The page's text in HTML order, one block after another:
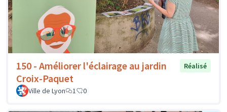
150 - Améliorer l'éclairage au jardin
Croix-Paquet
Réalisé
Ville de Lyon 1 0